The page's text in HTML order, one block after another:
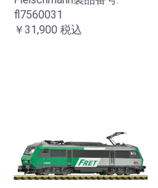
fl7560031
￥31,900 税込